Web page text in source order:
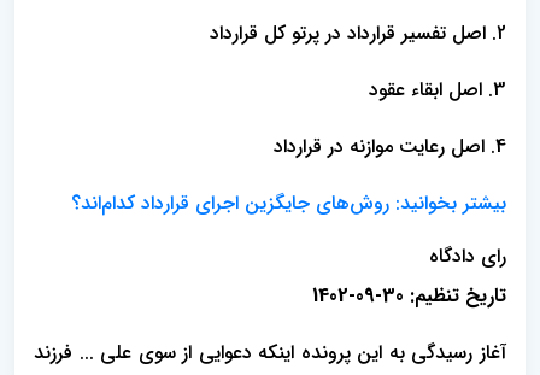
2. اصل تفسیر قرارداد در پرتو کل قرارداد
3. اصل ابقاء عقود
4. اصل رعایت موازنه در قرارداد
بیشتر بخوانید: روش‌های جایگزین اجرای قرارداد کدام‌اند؟
رای دادگاه
تاریخ تنظیم: 30-09-1402
آغاز رسیدگی به این پرونده اینکه دعوایی از سوی علی ... فرزند